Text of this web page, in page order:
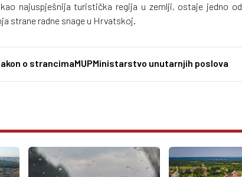
najuspješnija turistička regija u zemlji, ostaje jedno od
strane radne snage u Hrvatskoj.
o strancimaMUPMinistarstvo unutarnjih poslova